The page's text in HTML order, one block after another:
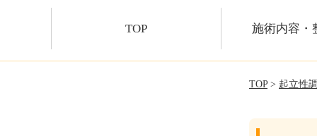
TOP 施術内容・
TOP> 起立性